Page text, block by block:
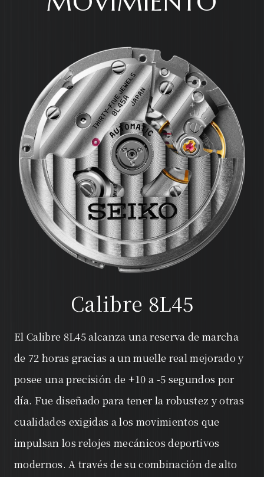
Calibre 8L45
El Calibre 8L45 alcanza una reserva de marcha
de 72 horas gracias a un muelle real mejorado y
posee una precisión de +10 a -5 segundos por
día. Fue diseñado para tener la robustez y otras
cualidades exigidas a los movimientos que
impulsan los relojes mecánicos deportivos
modernos. A través de su combinación de alto